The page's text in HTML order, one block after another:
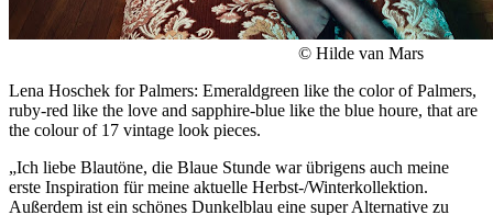
© Hilde van Mars
Lena Hoschek for Palmers: Emeraldgreen like the color of Palmers,
ruby-red like the love and sapphire-blue like the blue houre, that are
the colour of 17 vintage look pieces.
„Ich liebe Blautöne, die Blaue Stunde war übrigens auch meine
erste Inspiration für meine aktuelle Herbst-/Winterkollektion.
Außerdem ist ein schönes Dunkelblau eine super Alternative zu